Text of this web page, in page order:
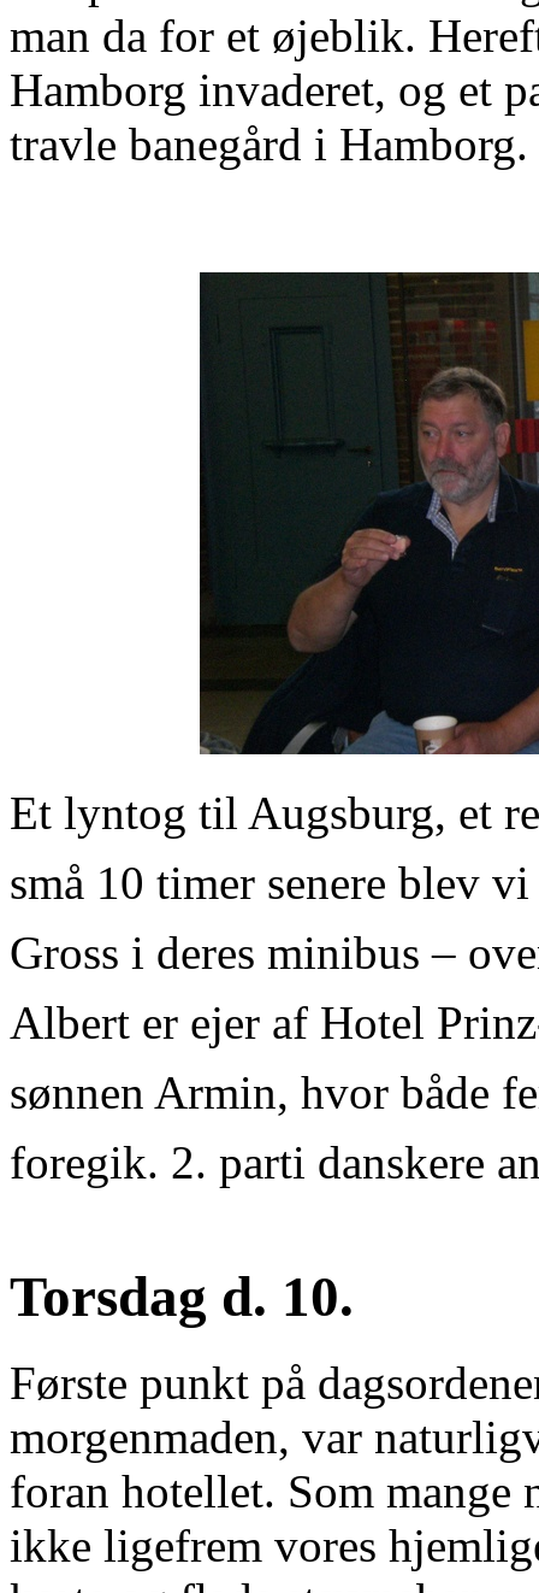
man da for et øjeblik.
Hamborg invaderet, og et
travle banegård i Hamborg.
Et lyntog til Augsburg, et
små 10 timer senere blev
Gross i deres minibus –
Albert er ejer af Hotel
sønnen Armin, hvor både
foregik. 2. parti danskere
Torsdag d. 10.
Første punkt på
morgenmaden, var
foran hotellet. Som mange
ikke ligefrem vores